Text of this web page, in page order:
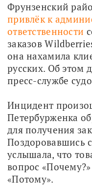
привлёк к
ответственности
заказов
она нахамила
русских. Об этом
пресс-службе
Инцидент
Петербурженка
для получения
Поздоровавшись
услышала, что
вопрос
«Потому».